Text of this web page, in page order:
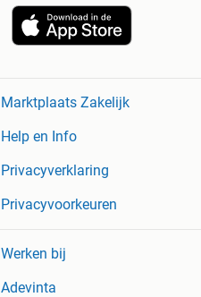
Marktplaats Zakelijk
Help en Info
Privacyverklaring
Privacyvoorkeuren
Werken bij
Adevinta